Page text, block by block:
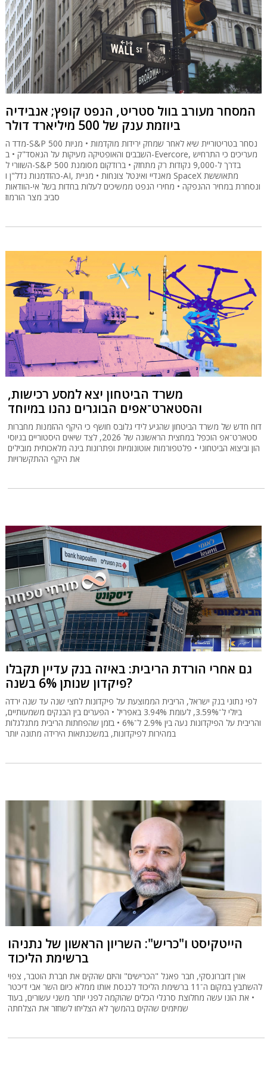
המסחר מעורב בוול סטריט, הנפט קופץ; אנבידיה
ביוזמת ענק של 500 מיליארד דולר
מדד ה-S&P 500 נסחר בטריטוריית שיא לאחר שמחק ירידות מוקדמות • מניות
השבבים והאופטיקה מעיקות על הנאסד"ק • ב-Evercore, מעריכים כי התרחיש
השוורי ל-S&P 500 בדרך ל-9,000 נקודות רק מתחזק • ברודקום מסומנת
כהזדמנות נדל"ן ו-AI, מאנדיי ואינטל צונחות • מניית SpaceX מתאוששת
ונסחרת במחיר ההנפקה • מחירי הנפט ממשיכים לעלות בחדות בשל אי-הוודאות
סביב מצר הורמוז
משרד הביטחון יצא למסע רכישות,
והסטארט־‏אפים הבוגרים נהנו במיוחד
דוח חדש של משרד הביטחון שהגיע לידי גלובס חושף כי היקף ההזמנות מחברות
סטארט־אפ הוכפל במחצית הראשונה של 2026, לצד שיאים היסטוריים בגיוסי
הון וביצוא הביטחוני • פלטפורמות אוטונומיות ופתרונות בינה מלאכותית מובילים
את היקף ההתקשרויות
גם אחרי הורדת הריבית: באיזה בנק עדיין תקבלו
פיקדון שנותן 6% בשנה?
לפי נתוני בנק ישראל, הריבית הממוצעת על פיקדונות לחצי שנה עד שנה ירדה
ביולי ל־3.59%, לעומת 3.94% באפריל • הפערים בין הבנקים משמעותיים,
והריבית על הפיקדונות נעה בין 2.9% ל־6% • בזמן שהפחתות הריבית מתגלגלות
במהירות לפיקדונות, במשכנתאות הירידה מתונה יותר
הייטקיסט ו"כריש": השריון הראשון של נתניהו
ברשימת הליכוד
אורן דוברונסקי, חבר פאנל "הכרישים" והיזם שהקים את חברת הוטבר, צפוי
להשתבץ במקום ה־11 ברשימת הליכוד לכנסת אותו ממלא כיום השר אבי דיכטר
• את הונו עשה מחלוצת סרגלי הכלים שהוקמה לפני יותר משני עשורים, בעוד
שמיזמים שהקים בהמשך לא הצליחו לשחזר את הצלחתה